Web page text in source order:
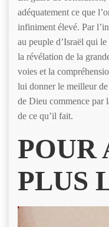
adéquatement ce que
infiniment élevé. Par
au peuple d’Israël qui
la révélation de la
voies et la
lui donner le meilleur
de Dieu commence par
de ce qu’il fait.
POUR
PLUS